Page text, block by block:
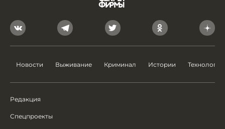
Новости Выживание Криминал Истории Технологии
Редакция
Спецпроекты